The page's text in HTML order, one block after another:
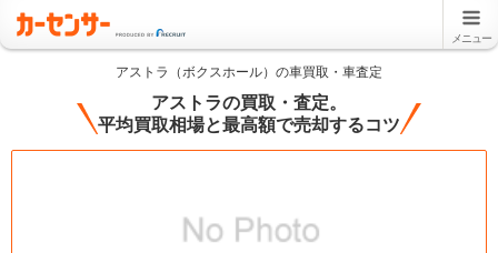
メニュー
アストラ（ボクスホール）の車買取・車査定
アストラの買取・査定。
平均買取相場と最高額で売却するコツ